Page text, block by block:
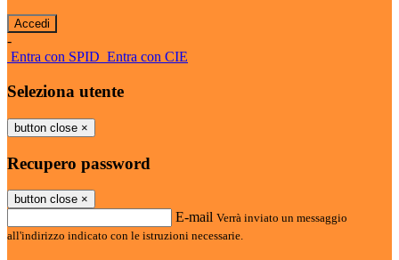
-
Entra con SPID Entra con CIE
Seleziona utente
button close ×
Recupero password
button close ×
E-mail Verrà inviato un messaggio
all'indirizzo indicato con le istruzioni necessarie.